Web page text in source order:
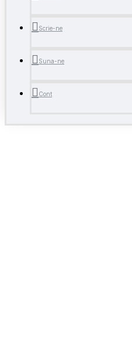
Scrie-ne
Suna-ne
Cont